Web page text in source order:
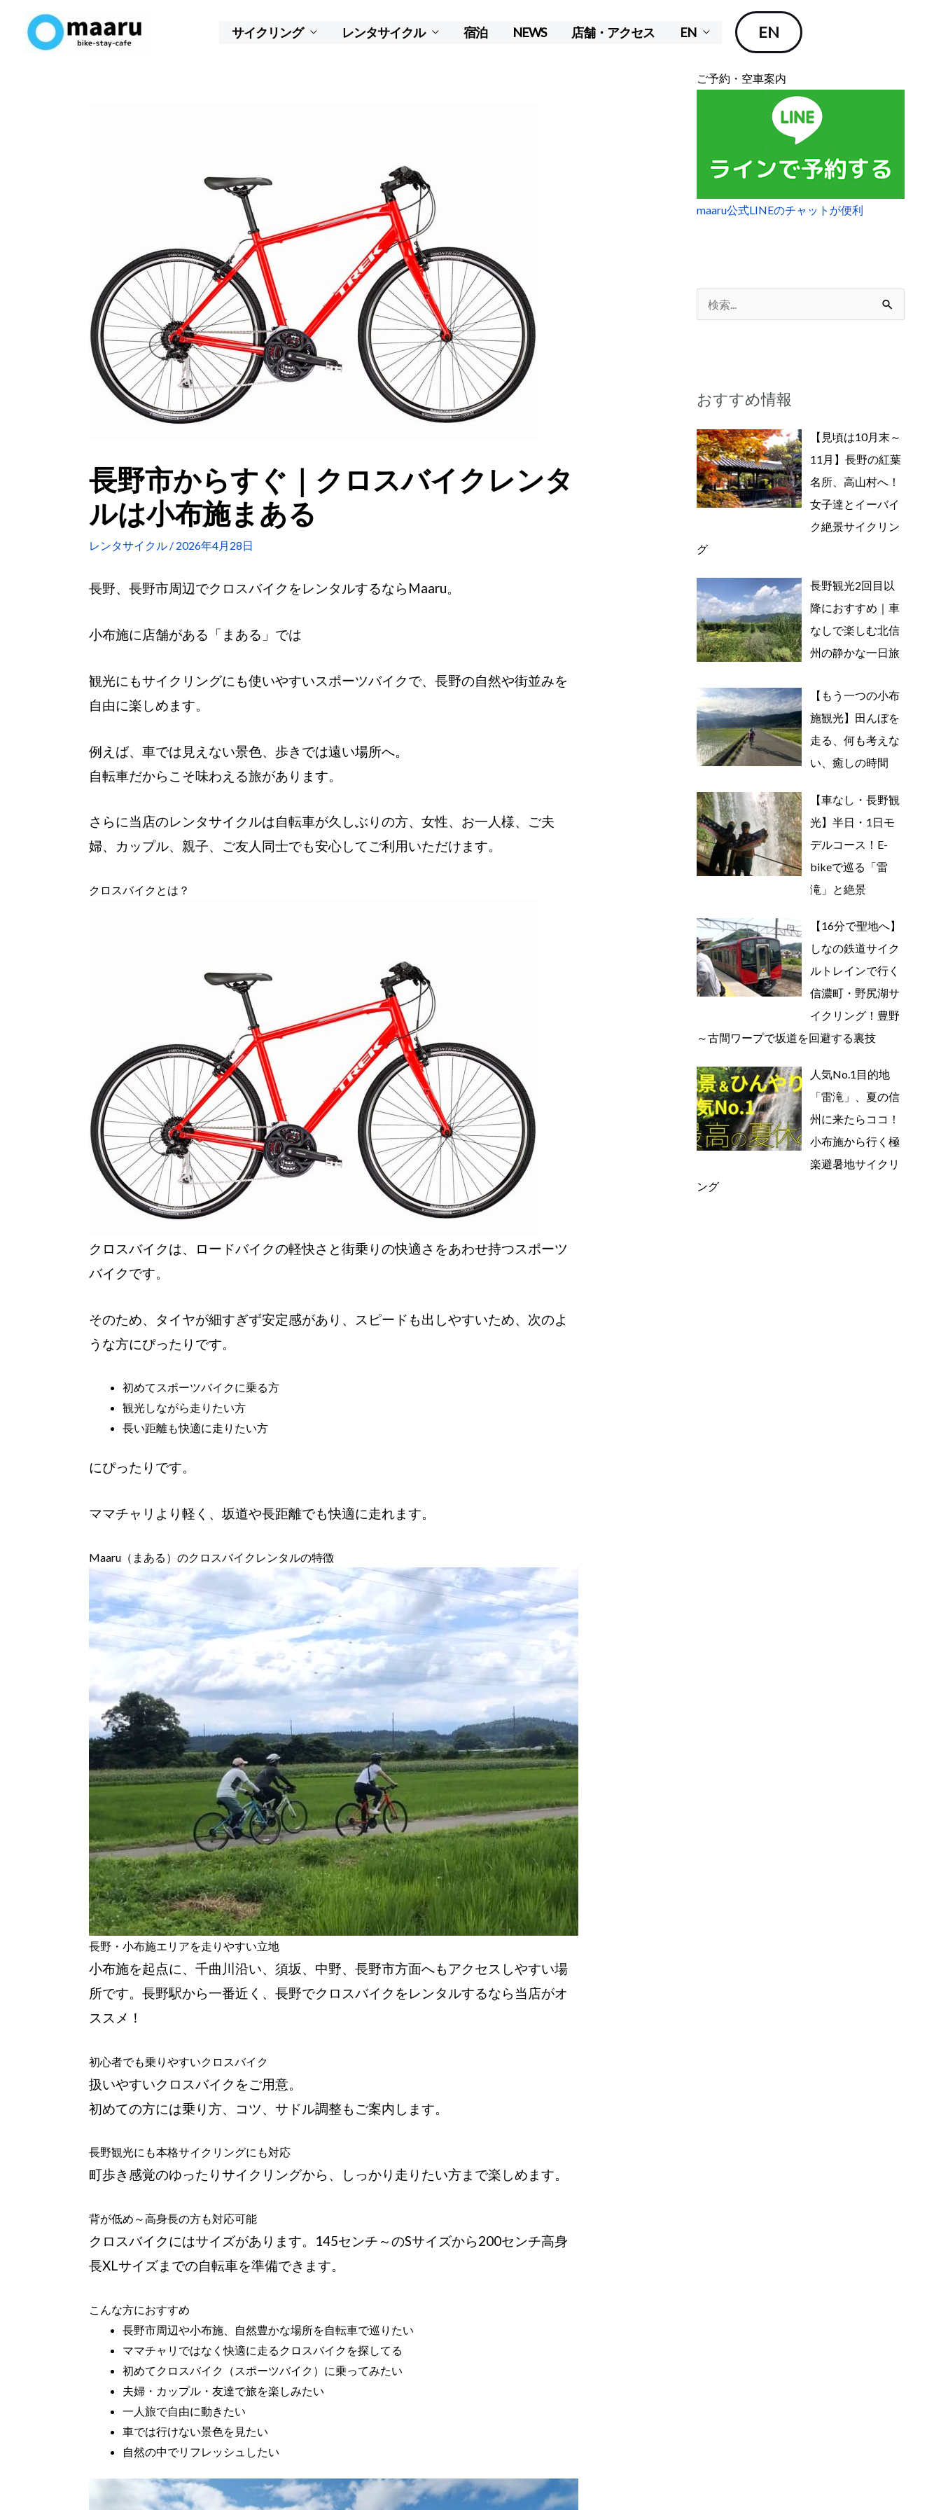
サイクリング レンタサイクル 宿泊 NEWS 店舗・アクセス EN EN
長野市からすぐ｜クロスバイクレンタ
ルは小布施まある
レンタサイクル/ 2026年4月28日
長野、長野市周辺でクロスバイクをレンタルするならMaaru。
小布施に店舗がある「まある」では
観光にもサイクリングにも使いやすいスポーツバイクで、長野の自然や街並みを
自由に楽しめます。
例えば、車では見えない景色、歩きでは遠い場所へ。
自転車だからこそ味わえる旅があります。
さらに当店のレンタサイクルは自転車が久しぶりの方、女性、お一人様、ご夫
婦、カップル、親子、ご友人同士でも安心してご利用いただけます。
クロスバイクとは？
クロスバイクは、ロードバイクの軽快さと街乗りの快適さをあわせ持つスポーツ
バイクです。
そのため、タイヤが細すぎず安定感があり、スピードも出しやすいため、次のよ
うな方にぴったりです。
初めてスポーツバイクに乗る方
観光しながら走りたい方
長い距離も快適に走りたい方
にぴったりです。
ママチャリより軽く、坂道や長距離でも快適に走れます。
Maaru（まある）のクロスバイクレンタルの特徴
長野・小布施エリアを走りやすい立地
小布施を起点に、千曲川沿い、須坂、中野、長野市方面へもアクセスしやすい場
所です。長野駅から一番近く、長野でクロスバイクをレンタルするなら当店がオ
ススメ！
初心者でも乗りやすいクロスバイク
扱いやすいクロスバイクをご用意。
初めての方には乗り方、コツ、サドル調整もご案内します。
長野観光にも本格サイクリングにも対応
町歩き感覚のゆったりサイクリングから、しっかり走りたい方まで楽しめます。
背が低め～高身長の方も対応可能
クロスバイクにはサイズがあります。145センチ～のSサイズから200センチ高身
長XLサイズまでの自転車を準備できます。
こんな方におすすめ
長野市周辺や小布施、自然豊かな場所を自転車で巡りたい
ママチャリではなく快適に走るクロスバイクを探してる
初めてクロスバイク（スポーツバイク）に乗ってみたい
夫婦・カップル・友達で旅を楽しみたい
一人旅で自由に動きたい
車では行けない景色を見たい
自然の中でリフレッシュしたい
ご予約・空車案内
maaru公式LINEのチャットが便利
:おすすめ情報
【見頃は10月末～
11月】長野の紅葉
名所、高山村へ！
女子達とイーバイ
ク絶景サイクリン
グ
長野観光2回目以
降におすすめ｜車
なしで楽しむ北信
州の静かな一日旅
【もう一つの小布
施観光】田んぼを
走る、何も考えな
い、癒しの時間
【車なし・長野観
光】半日・1日モ
デルコース！E-
bikeで巡る「雷
滝」と絶景
【16分で聖地へ】
しなの鉄道サイク
ルトレインで行く
信濃町・野尻湖サ
イクリング！豊野
～古間ワープで坂道を回避する裏技
人気No.1目的地
「雷滝」、夏の信
州に来たらココ！
小布施から行く極
楽避暑地サイクリ
ング